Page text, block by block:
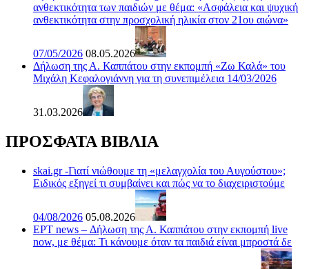
ανθεκτικότητα των παιδιών με θέμα: «Ασφάλεια και ψυχική
ανθεκτικότητα στην προσχολική ηλικία στον 21ου αιώνα»
07/05/2026 08.05.2026
Δήλωση της Α. Καππάτου στην εκπομπή «Ζω Καλά» του
Μιχάλη Κεφαλογιάννη για τη συνεπιμέλεια 14/03/2026
31.03.2026
ΠΡΟΣΦΑΤΑ ΒΙΒΛΙΑ
skai.gr -Γιατί νιώθουμε τη «μελαγχολία του Αυγούστου»;
Ειδικός εξηγεί τι συμβαίνει και πώς να το διαχειριστούμε
04/08/2026 05.08.2026
ΕΡΤ news – Δήλωση της Α. Καππάτου στην εκπομπή live
now, με θέμα: Τι κάνουμε όταν τα παιδιά είναι μπροστά δε